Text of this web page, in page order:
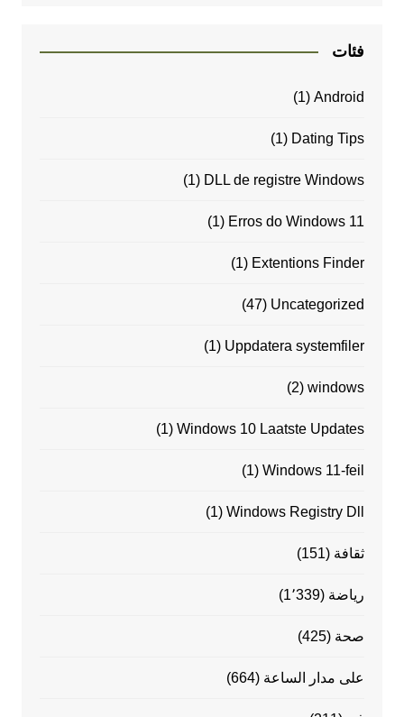
فئات
Android
(1)
Dating Tips
(1)
DLL de registre Windows
(1)
Erros do Windows 11
(1)
Extentions Finder
(1)
Uncategorized
(47)
Uppdatera systemfiler
(1)
windows
(2)
Windows 10 Laatste Updates
(1)
Windows 11-feil
(1)
Windows Registry Dll
(1)
ثقافة (151)
رياضة (1٬339)
صحة (425)
على مدار الساعة (664)